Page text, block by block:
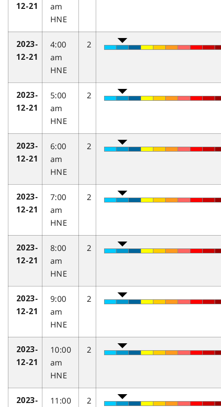
12-21
am
HNE
2023-
12-21
4:00
am
HNE
2
2023-
12-21
5:00
am
HNE
2
2023-
12-21
6:00
am
HNE
2
2023-
12-21
7:00
am
HNE
2
2023-
12-21
8:00
am
HNE
2
2023-
12-21
9:00
am
HNE
2
2023-
12-21
10:00
am
HNE
2
2023-
11:00
2